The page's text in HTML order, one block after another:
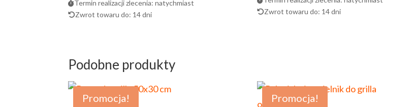
Termin realizacji zlecenia:natychmiast
Zwrot towaru do: 14 dni
Zwrot towaru do: 14 dni
Podobne produkty
Promocja! Promocja!